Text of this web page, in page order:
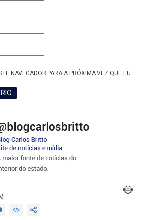
NAVEGADOR PARA A PRÓXIMA VEZ QUE EU